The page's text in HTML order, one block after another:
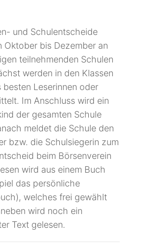
und Schulentscheide
Oktober bis Dezember an
teilnehmenden Schulen
werden in den Klassen
besten Leserinnen oder
Im Anschluss wird ein
der gesamten Schule
meldet die Schule den
bzw. die Schulsiegerin zum
beim Börsenverein
wird aus einem Buch
das persönliche
welches frei gewählt
wird noch ein
Text gelesen.